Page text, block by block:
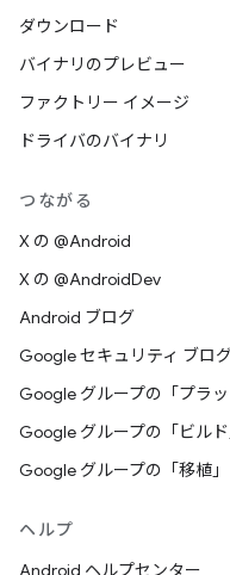
ダウンロード
バイナリのプレビュー
ファクトリー イメージ
ドライバのバイナリ
つながる
X の @Android
X の @AndroidDev
Android ブログ
Google セキュリティ ブロ
Google グループの「プラ
Google グループの「ビル
Google グループの「移植
ヘルプ
Android ヘルプセンター